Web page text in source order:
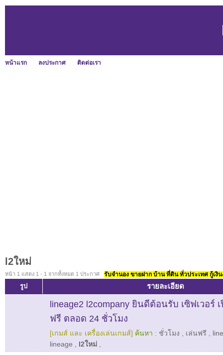
หน้าแรก ลงประกาศ ติดต่อเรา
l2ใหม่
หน้า 1 แสดง 1 - 1 จากทั้งหมด 1 ประกาศ รับจำนอง ขายฝาก บ้าน ที่ดิน ทั่วประเทศ กู้เงิ
รูป รายละเอียด
lineage2 l2company ยินดีต้อนรับ เซิฟเวอร์
ฟรี ตลอด 24 ชั่วโมง
[เกมส์ และ เครื่องเล่นเกมส์] ค้นหา : ชั่วโมง เล่นฟรี
lineage
l2ใหม่